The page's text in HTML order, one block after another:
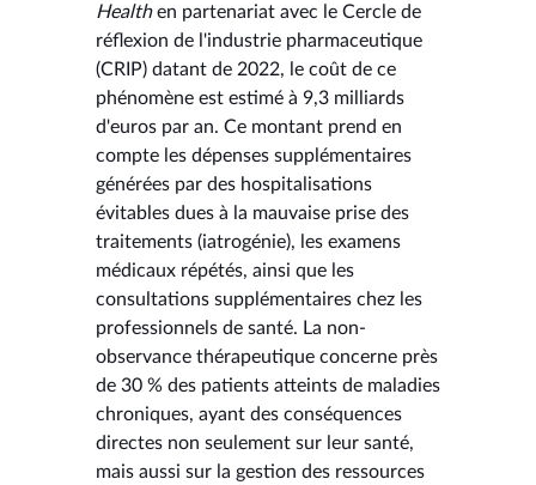
Healthen partenariat avec le Cercle de
réflexion de l'industrie pharmaceutique
(CRIP) datant de 2022, le coût de ce
phénomène est estimé à 9,3 milliards
d'euros par an. Ce montant prend en
compte les dépenses supplémentaires
générées par des hospitalisations
évitables dues à la mauvaise prise des
traitements (iatrogénie), les examens
médicaux répétés, ainsi que les
consultations supplémentaires chez les
professionnels de santé. La non-
observance thérapeutique concerne près
de 30 % des patients atteints de maladies
chroniques, ayant des conséquences
directes non seulement sur leur santé,
mais aussi sur la gestion des ressources